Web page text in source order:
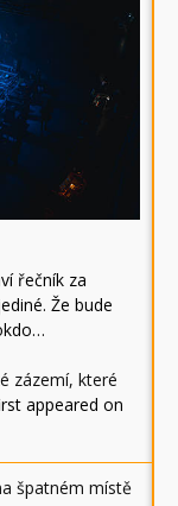
řečník za
Že bude
zázemí, které
appeared on
špatném místě